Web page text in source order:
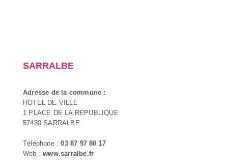
SARRALBE
Adresse de la commune :
HOTEL DE VILLE
1 PLACE DE LA REPUBLIQUE
57430 SARRALBE
Téléphone :03 87 97 80 17
Web :www.sarralbe.fr